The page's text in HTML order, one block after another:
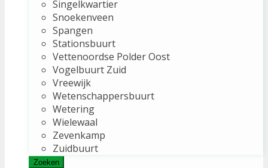
Singelkwartier
Snoekenveen
Spangen
Stationsbuurt
Vettenoordse Polder Oost
Vogelbuurt Zuid
Vreewijk
Wetenschappersbuurt
Wetering
Wielewaal
Zevenkamp
Zuidbuurt
Zoeken